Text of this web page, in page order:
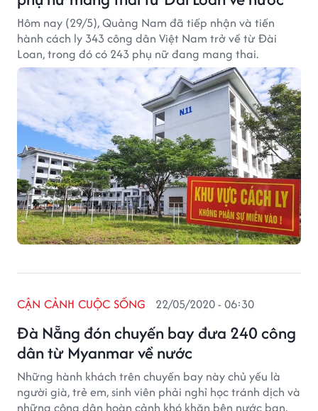
Hôm nay (29/5), Quảng Nam đã tiếp nhận và tiến
hành cách ly 343 công dân Việt Nam trở về từ Đài
Loan, trong đó có 243 phụ nữ đang mang thai.
Đà Nẵng đón chuyến bay đưa 240 công
dân từ Myanmar về nước
CẬN CẢNH CUỘC SỐNG 22/05/2020 - 06:30
Những hành khách trên chuyến bay này chủ yếu là
người già, trẻ em, sinh viên phải nghỉ học tránh dịch và
những công dân hoàn cảnh khó khăn bên nước bạn.